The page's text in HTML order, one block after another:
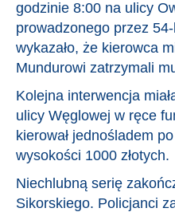
godzinie 8:00 na ulicy
prowadzonego przez
wykazało, że kierowca
Mundurowi zatrzymali
Kolejna interwencja
ulicy Węglowej w ręce
kierował jednośladem
wysokości 1000 złotych.
Niechlubną serię
Sikorskiego. Policjanci